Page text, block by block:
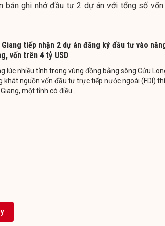
bản ghi nhớ đầu tư 2 dự án với tổng số
Giang tiếp nhận 2 dự án đăng ký đầu tư vào
vốn trên 4 tỷ USD
lúc nhiều tỉnh trong vùng đồng bằng sông Cửu
khát nguồn vốn đầu tư trực tiếp nước ngoài (FDI) thì
một tỉnh có điều...